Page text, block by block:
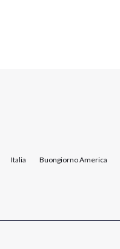
Italia Buongiorno America